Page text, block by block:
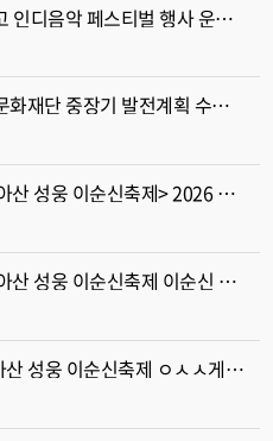
[제2026-93호] 2026 도고 인디음악 페스티벌 행사 운영 대행용역 사전규격공고
[제2026-81호] (재)아산문화재단 중장기 발전계획 수립 연구용역 소액수의공고
[제2026-71호]<제65회 아산 성웅 이순신축제> 2026 이순신 국제 카이트 페스티벌 행사 운영 대행 입찰 공고
[제2026-70호]<제65회 아산 성웅 이순신축제 이순신 장군 시서화 전국대회> 사생대회 및 서예 필사대회 운영 용역 소액수의공고
[제2026-57호] 제65회 아산 성웅 이순신축제 ㅇㅅㅅ게임 운영대행용역 소액수의공고